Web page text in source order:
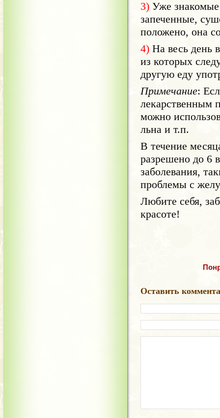
3) Уже знакомые
запеченные,
положено, она
4) На весь день
из которых
другую еду
Примечание:
лекарственным
можно
льна и т.п.
В течение
разрешено до 6
заболевания,
проблемы с
Любите себя,
красоте!
Оставить